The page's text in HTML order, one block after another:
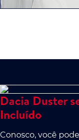
Dacia Duster
Incluído
Conosco, você